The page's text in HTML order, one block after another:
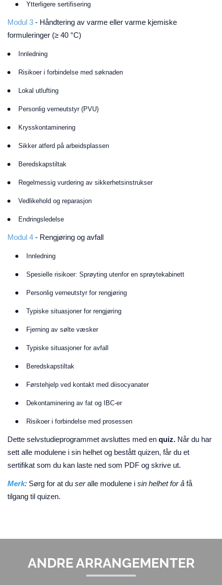
Ytterligere sertifisering
Modul 3 - Håndtering av varme eller varme kjemiske
formuleringer (≥ 40 °C)
Innledning
Risikoer i forbindelse med søknaden
Lokal utlufting
Personlig verneutstyr (PVU)
Krysskontaminering
Sikker atferd på arbeidsplassen
Beredskapstiltak
Regelmessig vurdering av sikkerhetsinstrukser
Vedlikehold og reparasjon
Endringsledelse
Modul 4 - Rengjøring og avfall
Innledning
Spesielle risikoer: Sprøyting utenfor en sprøytekabinett
Personlig verneutstyr for rengjøring
Typiske situasjoner for rengjøring
Fjerning av sølte væsker
Typiske situasjoner for avfall
Beredskapstiltak
Førstehjelp ved kontakt med diisocyanater
Dekontaminering av fat og IBC-er
Risikoer i forbindelse med prosessen
Dette selvstudieprogrammet avsluttes med en quiz. Når du har
sett alle modulene i sin helhet og bestått quizen, får du et
sertifikat som du kan laste ned som PDF og skrive ut.
Merk: Sørg for at du seralle modulene i sin helhet for å få
tilgang til quizen.
ANDRE ARRANGEMENTER